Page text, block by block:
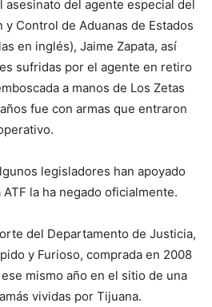
asesinato del agente especial del
Control de Aduanas de Estados
en inglés), Jaime Zapata, así
sufridas por el agente en retiro
a manos de Los Zetas
fue con armas que entraron
legisladores han apoyado
la ha negado oficialmente.
del Departamento de Justicia,
y Furioso, comprada en 2008
mismo año en el sitio de una
vividas por Tijuana.